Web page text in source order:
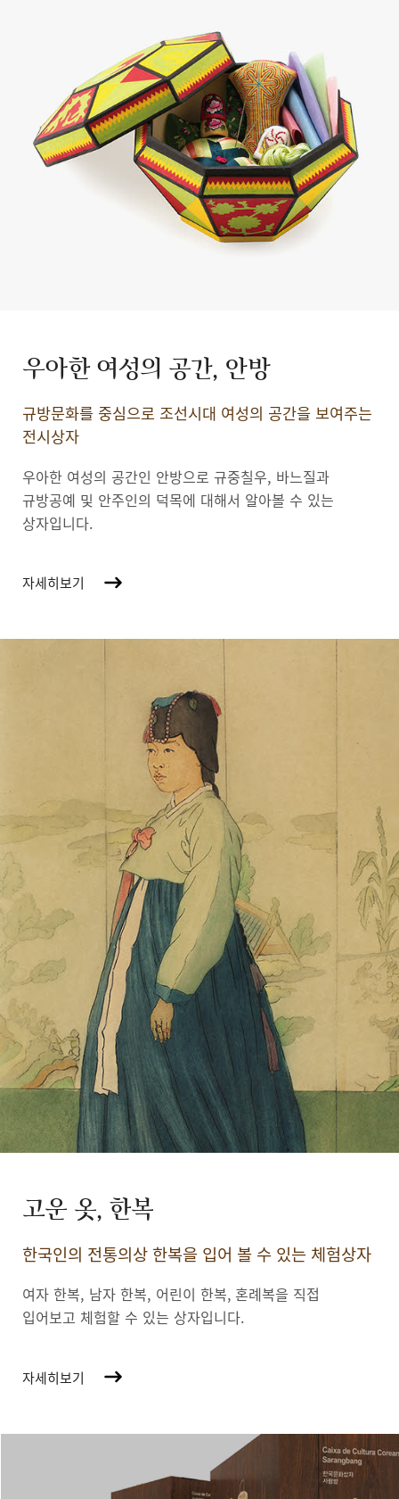
우아한 여성의 공간, 안방
규방문화를 중심으로 조선시대 여성의 공간을 보여주는
전시상자
우아한 여성의 공간인 안방으로 규중칠우, 바느질과
규방공예 및 안주인의 덕목에 대해서 알아볼 수 있는
상자입니다.
자세히보기
고운 옷, 한복
한국인의 전통의상 한복을 입어 볼 수 있는 체험상자
여자 한복, 남자 한복, 어린이 한복, 혼례복을 직접
입어보고 체험할 수 있는 상자입니다.
자세히보기